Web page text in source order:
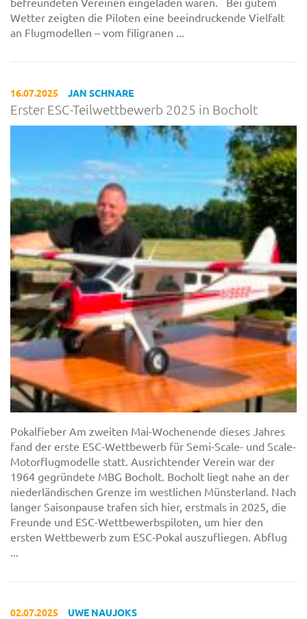
Wetter zeigten die Piloten eine beeindruckende Vielfalt
an Flugmodellen – vom filigranen ...
16.07.2025 JAN SCHNARE
Erster ESC-Teilwettbewerb 2025 in Bocholt
Pokalfieber Am zweiten Mai-Wochenende dieses Jahres
fand der erste ESC-Wettbewerb für Semi-Scale- und Scale-
Motorflugmodelle statt. Ausrichtender Verein war der
1964 gegründete MBG Bocholt. Bocholt liegt nahe an der
niederländischen Grenze im westlichen Münsterland. Nach
langer Saisonpause trafen sich hier, erstmals in 2025, die
Freunde und ESC-Wettbewerbspiloten, um hier den
ersten Wettbewerb zum ESC-Pokal auszufliegen. Abflug
02.07.2025 UWE NAUJOKS